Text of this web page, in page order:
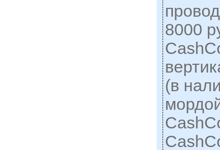
8000
(в